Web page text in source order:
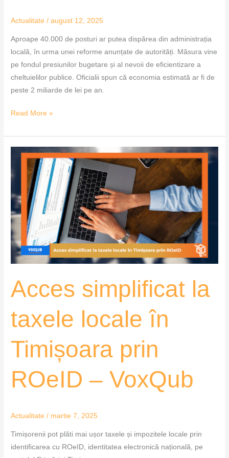
Actualitate /august 12, 2025
Aproape 40.000 de posturi ar putea dispărea din administrația
locală, în urma unei reforme anunțate de autorități. Măsura vine
pe fondul presiunilor bugetare și al nevoii de eficientizare a
cheltuielilor publice. Oficialii spun că economia estimată ar fi de
peste 2 miliarde de lei pe an.
Read More »
Acces simplificat la
taxele locale în
Timișoara prin
ROeID – VoxQub
Actualitate / martie 7, 2025
Timișorenii pot plăti mai ușor taxele și impozitele locale prin
identificarea cu ROeID, identitatea electronică națională, pe
Acces
simplificat
la
taxele
locale
în
Timișoara
prin
ROeID
VoxQub